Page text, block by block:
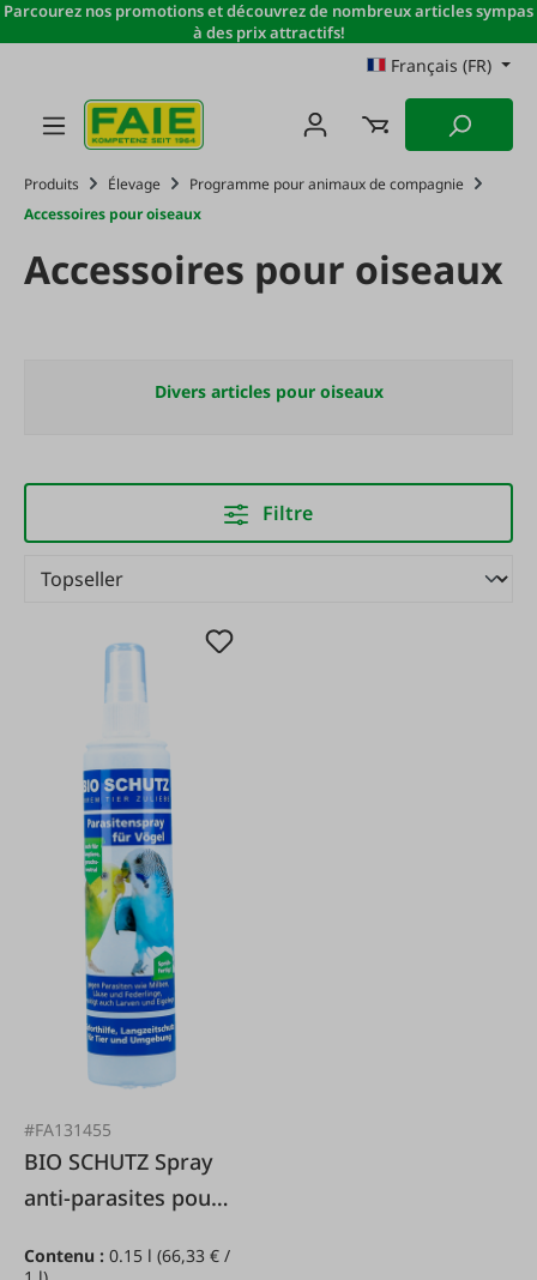
Passer au contenu principal
Parcourez nos promotions et découvrez de nombreux articles sympas
à des prix attractifs!
Français (FR)
Produits Élevage
Programme pour animaux de compagnie
Accessoires pour oiseaux
Accessoires pour oiseaux
Divers articles pour oiseaux
Filtre
#FA131455
BIO SCHUTZ Spray
anti-parasites pour
Contenu : 0.15 l (66,33 € /